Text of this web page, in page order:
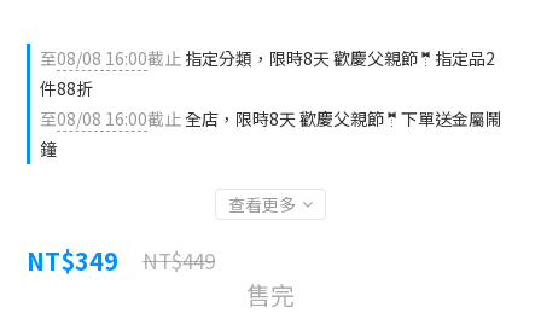
至08/08 16:00截止 指定分類，限時8天 歡慶父親節🤵指定品2
件88折
至08/08 16:00截止全店，限時8天 歡慶父親節🤵下單送金屬鬧
鐘
查看更多
NT$349 NT$449
售完